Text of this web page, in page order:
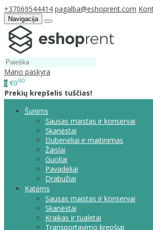
+37069544414 pagalba@eshoprent.com
Navigacija
Mano paskyra
0 €000
Prekių krepšelis tuščias!
Šunims
Sausas maistas ir konservai
Skanėstai
Dubenėliai ir maitinimas
Žaislai
Guoliai
Pavadėliai
Drabužiai
Katėms
Sausas maistas ir konservai
Skanėstai
Kraikas ir tualetai
Transportavimo krepšiai